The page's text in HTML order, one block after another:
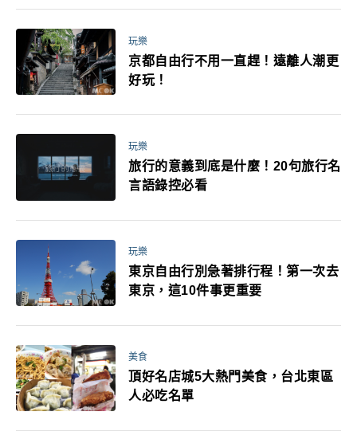
玩樂
京都自由行不用一直趕！遠離人潮更
好玩！
玩樂
旅行的意義到底是什麼！20句旅行名
言語錄控必看
玩樂
東京自由行別急著排行程！第一次去
東京，這10件事更重要
美食
頂好名店城5大熱門美食，台北東區
人必吃名單